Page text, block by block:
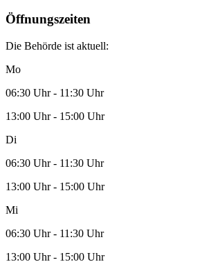
Öffnungszeiten
Die Behörde ist aktuell:
Mo
06:30 Uhr - 11:30 Uhr
13:00 Uhr - 15:00 Uhr
Di
06:30 Uhr - 11:30 Uhr
13:00 Uhr - 15:00 Uhr
Mi
06:30 Uhr - 11:30 Uhr
13:00 Uhr - 15:00 Uhr